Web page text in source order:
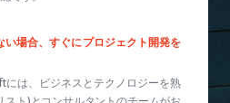
い場合、すぐにプロジェクト開発を
は、ビジネスとテクノロジーを熟